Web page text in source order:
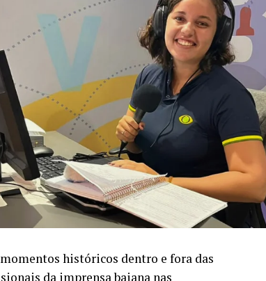
históricos dentro e fora das
da imprensa baiana nas